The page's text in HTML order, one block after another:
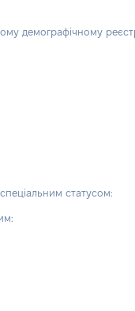
демографічному
статусом: